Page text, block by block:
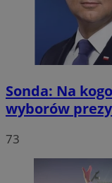
Sonda: Na
wyborów
73